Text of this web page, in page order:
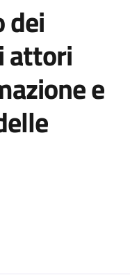
dei
attori
e